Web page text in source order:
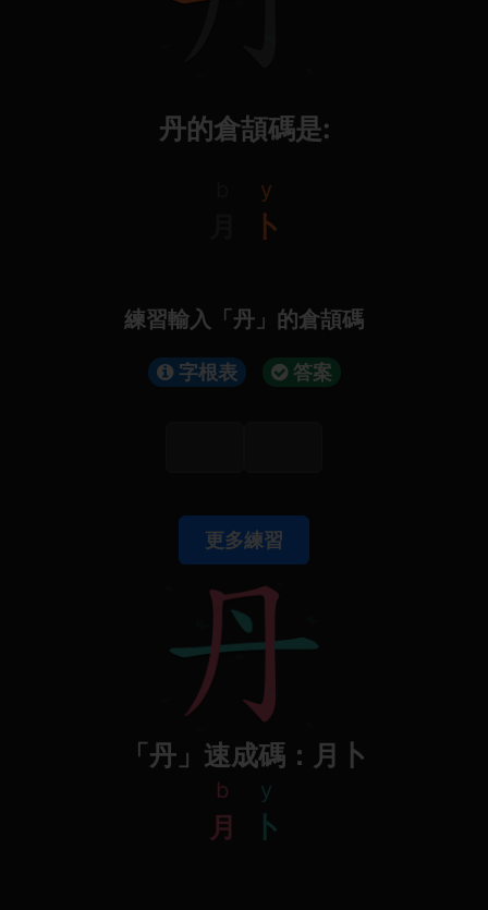
丹的倉頡碼是:
y
卜
練習輸入「丹」的倉頡碼
字根表 答案
更多練習
「丹」速成碼：月卜
b
月
y
卜